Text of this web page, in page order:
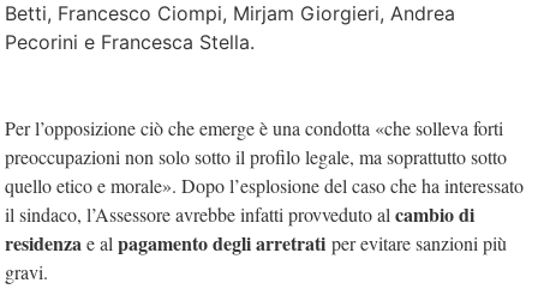
Betti, Francesco Ciompi, Mirjam Giorgieri, Andrea
Pecorini e Francesca Stella.
Per l’opposizione ciò che emerge è una condotta «che solleva forti
preoccupazioni non solo sotto il profilo legale, ma soprattutto sotto
quello etico e morale». Dopo l’esplosione del caso che ha interessato
il sindaco, l’Assessore avrebbe infatti provveduto al cambio di
residenzae al pagamento degli arretrati per evitare sanzioni più
gravi.